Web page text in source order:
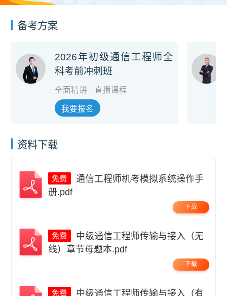
备考方案
2026年初级通信工程师全
科考前冲刺班
全面精讲 直播课程
我要报名
资料下载
通信工程师机考模拟系统操作手
册.pdf
下载
线）章节母题本.pdf
下载